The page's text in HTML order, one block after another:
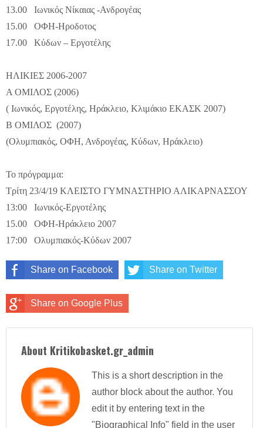
13.00 Ιωνικός Νίκαιας -Ανδρογέας
15.00 ΟΦΗ-Ηροδοτος
17.00 Κύδων – Εργοτέλης
ΗΛΙΚΙΕΣ 2006-2007
Α ΟΜΙΛΟΣ (2006)
( Ιωνικός, Εργοτέλης, Ηράκλειο, Κλιμάκιο ΕΚΑΣΚ 2007)
Β ΟΜΙΛΟΣ (2007)
(Ολυμπιακός, ΟΦΗ, Ανδρογέας, Κύδων, Ηράκλειο)
Το πρόγραμμα:
Τρίτη 23/4/19 ΚΛΕΙΣΤΟ ΓΥΜΝΑΣΤΗΡΙΟ ΑΛΙΚΑΡΝΑΣΣΟΥ
13:00 Ιωνικός-Εργοτέλης
15.00 ΟΦΗ-Ηράκλειο 2007
17:00 Ολυμπιακός-Κύδων 2007
Share on Facebook Share on Twitter
Share on Google Plus
About Kritikobasket.gr_admin
This is a short description in the
author block about the author. You
edit it by entering text in the
"Biographical Info" field in the user